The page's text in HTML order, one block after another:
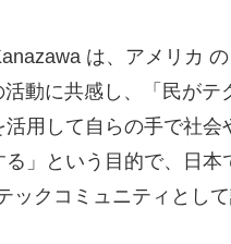
は、アメリカ
動に共感し、「民がテ
活用して自らの手で社会
る」という目的で、日本
ックコミュニティとして